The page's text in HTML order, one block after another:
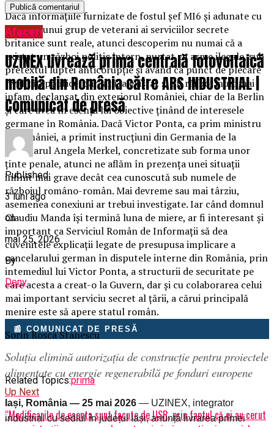
Dacă informațiile furnizate de fostul șef MI6 și adunate cu
ajutorul unui grup de veterani ai serviciilor secrete
britanice sunt reale, atunci descoperim nu numai că a
existat un război politic intern, purtat cu arme ilegale, sub
pretextul luptei anticorupție și având ca punct de plecare
rivalități politice, dar iată, a existat și un război mult mai
infam, declanșat din exteriorul României, chiar de la Berlin
și care avea în esența lui obiective ținând de interesele
germane în România. Dacă Victor Ponta, ca prim ministru
al României, a primit instrucțiuni din Germania de la
cancelarul Angela Merkel, concretizate sub forma unor
ținte penale, atunci ne aflăm în prezența unei situații
infinit mai grave decât cea cunoscută sub numele de
războiul româno-român. Mai devreme sau mai târziu,
asemenea conexiuni ar trebui investigate. Iar când domnul
Claudiu Manda își termină luna de miere, ar fi interesant și
important ca Serviciul Român de Informații să dea
cuvenitele explicații legate de presupusa implicare a
cancelarului german în disputele interne din România, prin
intemediul lui Victor Ponta, a structurii de securitate pe
care acesta a creat-o la Guvern, dar și cu colaborarea celui
mai important serviciu secret al țării, a cărui principală
menire este să apere statul român.
Sorin Rosca Stanescu
Related Topics:prima
Up Next
“Modificarile de esenta sunt facute de USR, prin faptul că ei au cerut
Afaceri
UZINEX livrează prima centrală fotovoltaică
mobilă din România către ARS INDUSTRIAL |
Comunicat de presă
Published
3 luni ago
on
mai 25, 2026
By
Deny
📰 COMUNICAT DE PRESĂ
Soluția elimină autorizația de construcție pentru proiectele
alimentate cu energie regenerabilă pe fonduri europene
Iași, România — 25 mai 2026 — UZINEX, integrator
industrial cu sediul în județul Iași, anunță livrarea primei